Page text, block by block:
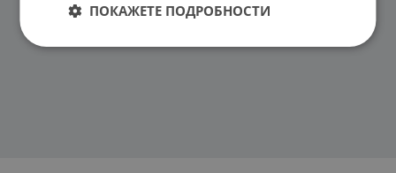
ПОКАЖЕТЕ ПОДРОБНОСТИ